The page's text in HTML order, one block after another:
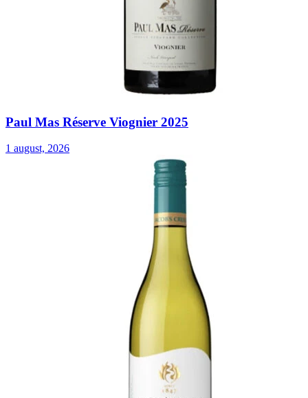
Paul Mas Réserve Viognier 2025
1 august, 2026